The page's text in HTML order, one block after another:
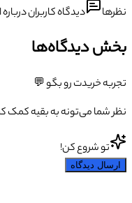
نظرها دیدگاه کاربران
بخش دیدگاه‌ها
تجربه خریدت رو بگو 💬
نظر شما می‌تونه به بقیه کمک
تو شروع کن!
ارسال دیدگاه